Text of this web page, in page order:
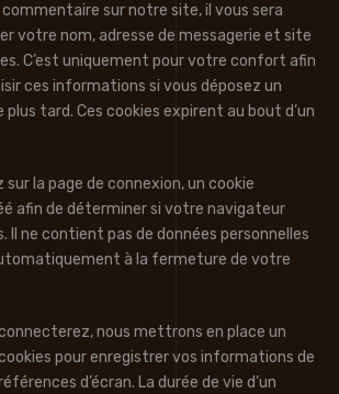
commentaire sur notre site, il vous sera
votre nom, adresse de messagerie et site
C’est uniquement pour votre confort afin
ces informations si vous déposez un
tard. Ces cookies expirent au bout d’un
sur la page de connexion, un cookie
afin de déterminer si votre navigateur
Il ne contient pas de données personnelles
à la fermeture de votre
nous mettrons en place un
pour enregistrer vos informations de
d’écran. La durée de vie d’un